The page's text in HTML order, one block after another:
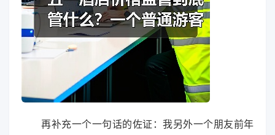
再补充一个一句话的佐证：我另外一个朋友前年